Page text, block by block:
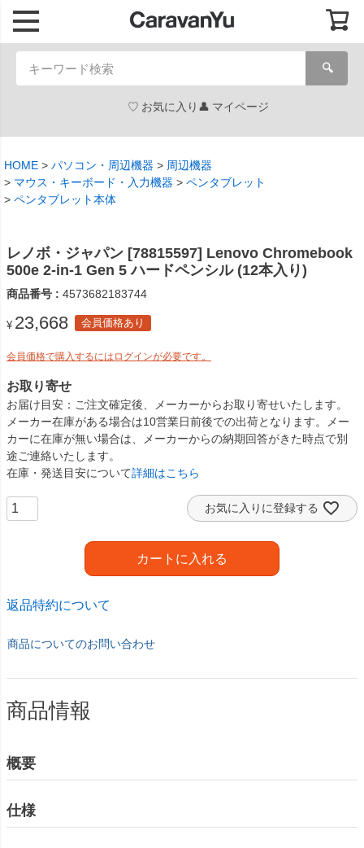
🔍
お気に入り マイページ
HOME パソコン・周辺機器
周辺機器
マウス・キーボード・入力機器
ペンタブレット
ペンタブレット本体
レノボ・ジャパン [78815597] Lenovo Chromebook
500e 2-in-1 Gen 5 ハードペンシル (12本入り)
商品番号 4573682183744
¥ 23,668 会員価格あり
会員価格で購入するにはログインが必要です。
お取り寄せ
お届け目安
ご注文確定後、メーカーからお取り寄せいたします。
メーカー在庫がある場合は10営業日前後での出荷となります。メー
カーに在庫が無い場合は、メーカーからの納期回答がきた時点で別
途ご連絡いたします。
在庫・発送目安について詳細はこちら
お気に入りに登録する
カートに入れる
返品特約について
商品についてのお問い合わせ
商品情報
概要
仕様